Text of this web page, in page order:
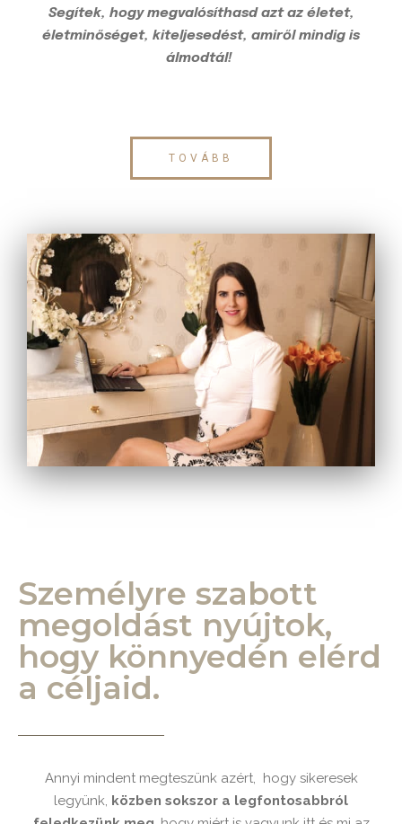
Segítek, hogy megvalósíthasd azt az életet,
életminőséget, kiteljesedést, amiről mindig is
álmodtál!
TOVÁBB
Személyre szabott
megoldást nyújtok,
hogy könnyedén elérd
a céljaid.
Annyi mindent megteszünk azért, hogy sikeresek
legyünk, közben sokszor a legfontosabbról